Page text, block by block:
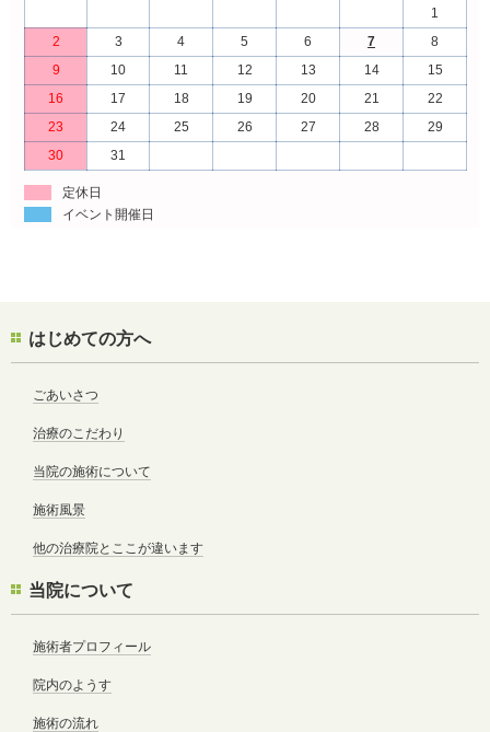
1
2
3 4 5 6 7
8
9
10 11 12 13 14
15
16
17 18 19 20 21
22
23
24 25 26 27 28
29
30
31
定休日
イベント開催日
はじめての方へ
ごあいさつ
治療のこだわり
当院の施術について
施術風景
他の治療院とここが違います
当院について
施術者プロフィール
院内のようす
施術の流れ